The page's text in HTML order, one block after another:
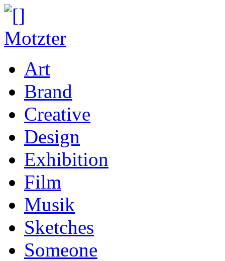
Art
Brand
Creative
Design
Exhibition
Film
Musik
Sketches
Someone